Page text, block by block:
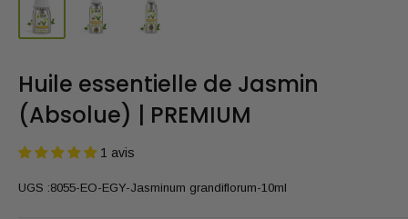
Huile essentielle de Jasmin
(Absolue) | PREMIUM
1 avis
UGS :8055-EO-EGY-Jasminum grandiflorum-10ml